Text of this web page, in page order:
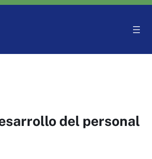
del personal